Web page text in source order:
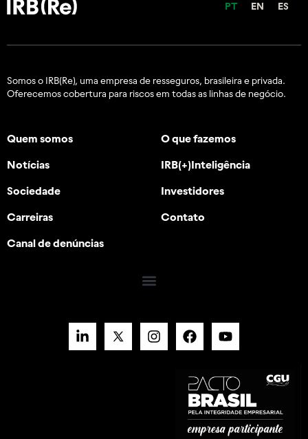
PT EN ES
Somos o IRB(Re), uma empresa de resseguros, brasileira e privada.
Oferecemos cobertura para riscos em todas as linhas de negócio.
Quem somos O que fazemos
Notícias IRB(+)Inteligência
Sociedade Investidores
Carreiras Contato
Canal de denúncias